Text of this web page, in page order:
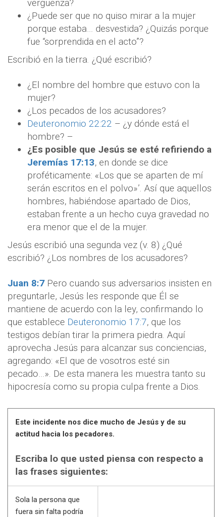
vergüenza?
¿Puede ser que no quiso mirar a la mujer
porque estaba… desvestida? ¿Quizás porque
fue “sorprendida en el acto”?
Escribió en la tierra. ¿Qué escribió?
¿El nombre del hombre que estuvo con la
mujer?
¿Los pecados de los acusadores?
Deuteronomio 22:22 – ¿y dónde está el
hombre? –
¿Es posible que Jesús se esté refiriendo a
Jeremías 17:13, en donde se dice
proféticamente: «Los que se aparten de mí
serán escritos en el polvo»’. Así que aquellos
hombres, habiéndose apartado de Dios,
estaban frente a un hecho cuya gravedad no
era menor que el de la mujer.
Jesús escribió una segunda vez (v. 8) ¿Qué
escribió? ¿Los nombres de los acusadores?
Juan 8:7 Pero cuando sus adversarios insisten en
preguntarle, Jesús les responde que Él se
mantiene de acuerdo con la ley, confirmando lo
que establece Deuteronomio 17:7, que los
testigos debían tirar la primera piedra. Aquí
aprovecha Jesús para alcanzar sus conciencias,
agregando: «El que de vosotros esté sin
pecado…». De esta manera les muestra tanto su
hipocresía como su propia culpa frente a Dios.
Este incidente nos dice mucho de Jesús y de su
actitud hacia los pecadores.
Escriba lo que usted piensa con respecto a
las frases siguientes:
Sola la persona que
fuera sin falta podría